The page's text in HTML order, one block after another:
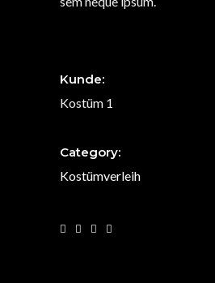
Kunde:
Kostüm 1
Category:
Kostümverleih